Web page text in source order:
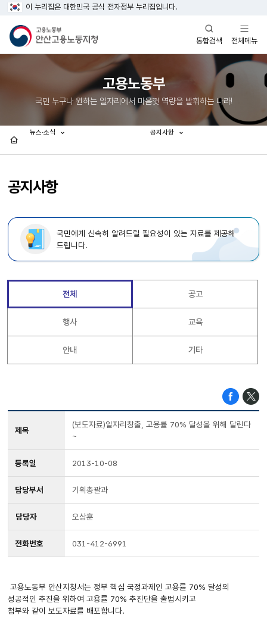
이 누리집은 대한민국 공식 전자정부 누리집입니다.
통합검색
열기
전체메뉴
열기
고용노동부
국민 누구나 원하는 일자리에서 마음껏 역량을 발휘하는 나라!
공지사항
뉴스·소식 공지사항
국민에게 신속히 알려드릴 필요성이 있는 자료를 제공해
드립니다.
전체 공고
행사 교육
안내 기타
제목
(보도자료)일자리창출, 고용률 70% 달성을 위해 달린다
~
등록일 2013-10-08
담당부서 기획총괄과
담당자 오상훈
전화번호 031-412-6991
고용노동부 안산지청서는 정부 핵심 국정과제인 고용률 70% 달성의
성공적인 추진을 위하여 고용률 70% 추진단을 출범시키고
첨부와 같이 보도자료를 배포합니다.